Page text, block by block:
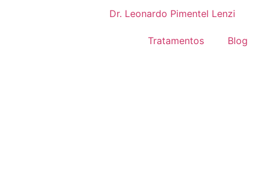
Dr. Leonardo Pimentel Lenzi
Tratamentos Blog